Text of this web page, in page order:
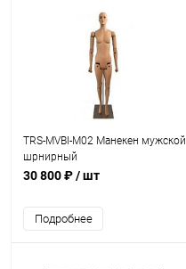
TRS-MVBI-M02 Манекен мужской
шрнирный
30 800 ₽/ шт
Подробнее